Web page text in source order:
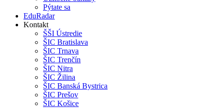
Pýtate sa
EduRadar
Kontakt
ŠŠI Ústredie
ŠIC Bratislava
ŠIC Trnava
ŠIC Trenčín
ŠIC Nitra
ŠIC Žilina
ŠIC Banská Bystrica
ŠIC Prešov
ŠIC Košice